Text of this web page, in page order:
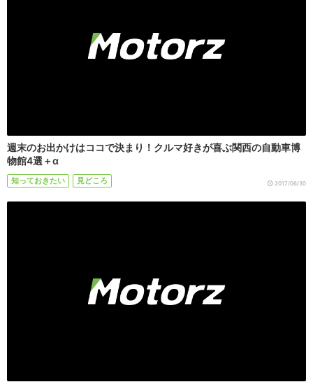
週末のお出かけはココで決まり！クルマ好きが喜ぶ関西の自動車博
物館4選＋α
知っておきたい 見どころ 2017/06/30